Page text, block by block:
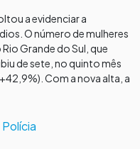
a evidenciar a
O número de mulheres
Grande do Sul, que
de sete, no quinto mês
Com a nova alta, a
Polícia